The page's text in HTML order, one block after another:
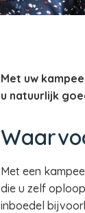
Met uw
u natuurlijk
Met een
die u zelf
inboedel